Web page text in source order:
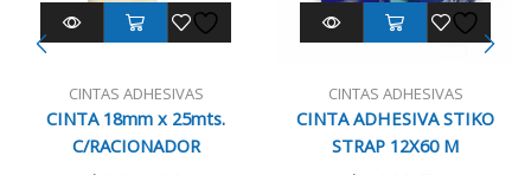
CINTAS ADHESIVAS
CINTA 18mm x 25mts.
C/RACIONADOR
CINTAS ADHESIVAS
CINTA ADHESIVA STIKO
STRAP 12X60 M